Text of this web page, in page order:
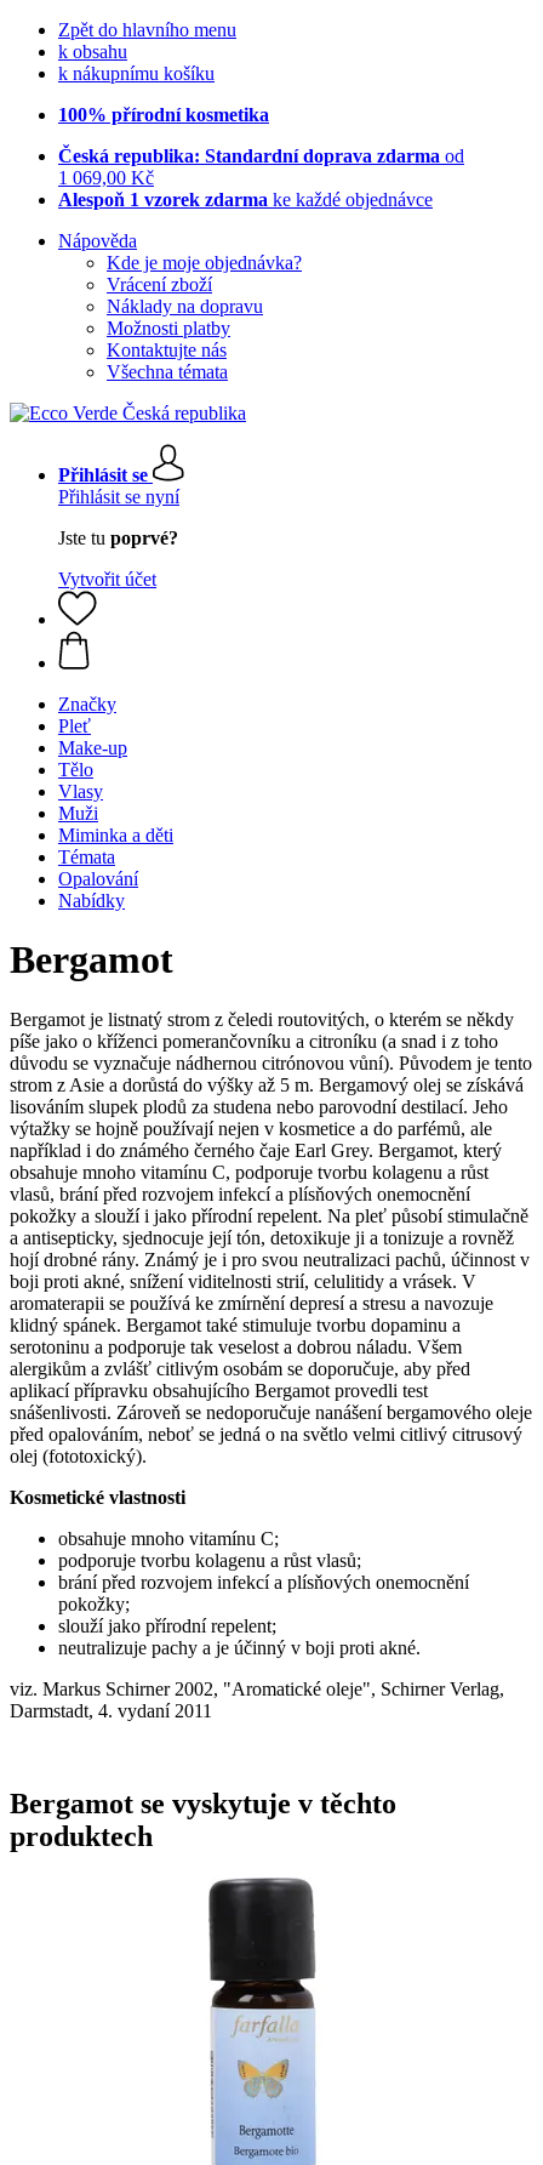
Zpět do hlavního menu
k obsahu
k nákupnímu košíku
100% přírodní kosmetika
Česká republika: Standardní doprava zdarma od
1 069,00 Kč
Alespoň 1 vzorek zdarma ke každé objednávce
Nápověda
Kde je moje objednávka?
Vrácení zboží
Náklady na dopravu
Možnosti platby
Kontaktujte nás
Všechna témata
Přihlásit se
Přihlásit se nyní
Jste tu poprvé?
Vytvořit účet
Značky
Pleť
Make-up
Tělo
Vlasy
Muži
Miminka a děti
Témata
Opalování
Nabídky
Bergamot
Bergamot je listnatý strom z čeledi routovitých, o kterém se někdy
píše jako o kříženci pomerančovníku a citroníku (a snad i z toho
důvodu se vyznačuje nádhernou citrónovou vůní). Původem je tento
strom z Asie a dorůstá do výšky až 5 m. Bergamový olej se získává
lisováním slupek plodů za studena nebo parovodní destilací. Jeho
výtažky se hojně používají nejen v kosmetice a do parfémů, ale
například i do známého černého čaje Earl Grey. Bergamot, který
obsahuje mnoho vitamínu C, podporuje tvorbu kolagenu a růst
vlasů, brání před rozvojem infekcí a plísňových onemocnění
pokožky a slouží i jako přírodní repelent. Na pleť působí stimulačně
a antisepticky, sjednocuje její tón, detoxikuje ji a tonizuje a rovněž
hojí drobné rány. Známý je i pro svou neutralizaci pachů, účinnost v
boji proti akné, snížení viditelnosti strií, celulitidy a vrásek. V
aromaterapii se používá ke zmírnění depresí a stresu a navozuje
klidný spánek. Bergamot také stimuluje tvorbu dopaminu a
serotoninu a podporuje tak veselost a dobrou náladu. Všem
alergikům a zvlášť citlivým osobám se doporučuje, aby před
aplikací přípravku obsahujícího Bergamot provedli test
snášenlivosti. Zároveň se nedoporučuje nanášení bergamového oleje
před opalováním, neboť se jedná o na světlo velmi citlivý citrusový
olej (fototoxický).
Kosmetické vlastnosti
obsahuje mnoho vitamínu C;
podporuje tvorbu kolagenu a růst vlasů;
brání před rozvojem infekcí a plísňových onemocnění
pokožky;
slouží jako přírodní repelent;
neutralizuje pachy a je účinný v boji proti akné.
viz. Markus Schirner 2002, "Aromatické oleje", Schirner Verlag,
Darmstadt, 4. vydaní 2011
Bergamot se vyskytuje v těchto
produktech